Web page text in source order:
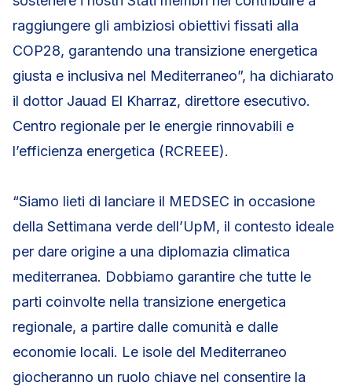
raggiungere gli ambiziosi obiettivi fissati alla
COP28, garantendo una transizione energetica
giusta e inclusiva nel Mediterraneo”, ha dichiarato
il dottor Jauad El Kharraz, direttore esecutivo.
Centro regionale per le energie rinnovabili e
l’efficienza energetica (RCREEE).
“Siamo lieti di lanciare il MEDSEC in occasione
della Settimana verde dell’UpM, il contesto ideale
per dare origine a una diplomazia climatica
mediterranea. Dobbiamo garantire che tutte le
parti coinvolte nella transizione energetica
regionale, a partire dalle comunità e dalle
economie locali. Le isole del Mediterraneo
giocheranno un ruolo chiave nel consentire la